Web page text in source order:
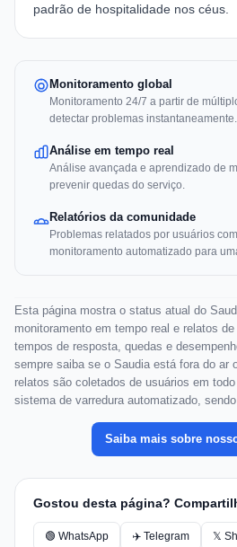
padrão de hospitalidade nos céus.
Monitoramento global
Monitoramento 24/7 a partir de
detectar problemas instantaneamente.
Análise em tempo real
Análise avançada e aprendizado de
prevenir quedas do serviço.
Relatórios da comunidade
Problemas relatados por usuários
monitoramento automatizado para
Esta página mostra o status atual do
monitoramento em tempo real e relatos
tempos de resposta, quedas e
sempre saiba se o Saudia está fora do ar
relatos são coletados de usuários em
sistema de varredura automatizado,
Saiba mais sobre
Gostou desta página?
🟢 WhatsApp ✈️ Telegram 𝕏